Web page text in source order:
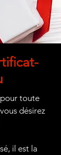
toute
désirez
il est la